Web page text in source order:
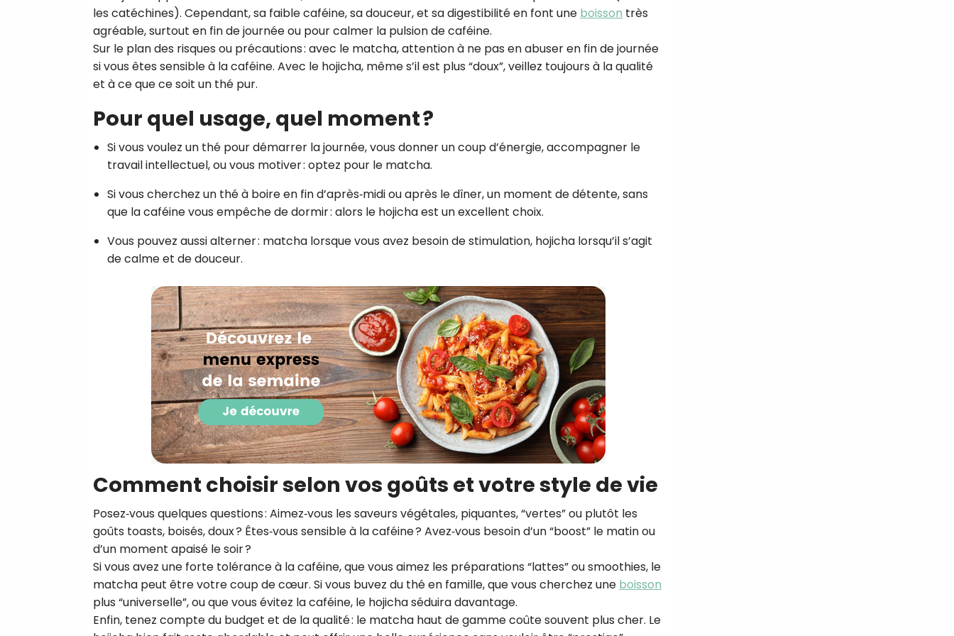
les catéchines). Cependant, sa faible caféine, sa douceur, et sa digestibilité en font une boisson très
agréable, surtout en fin de journée ou pour calmer la pulsion de caféine.
Sur le plan des risques ou précautions : avec le matcha, attention à ne pas en abuser en fin de journée
si vous êtes sensible à la caféine. Avec le hojicha, même s’il est plus “doux”, veillez toujours à la qualité
et à ce que ce soit un thé pur.
Pour quel usage, quel moment ?
Si vous voulez un thé pour démarrer la journée, vous donner un coup d’énergie, accompagner le
travail intellectuel, ou vous motiver : optez pour le matcha.
Si vous cherchez un thé à boire en fin d’après‑midi ou après le dîner, un moment de détente, sans
que la caféine vous empêche de dormir : alors le hojicha est un excellent choix.
Vous pouvez aussi alterner : matcha lorsque vous avez besoin de stimulation, hojicha lorsqu’il s’agit
de calme et de douceur.
Comment choisir selon vos goûts et votre style de vie
Posez‑vous quelques questions : Aimez‑vous les saveurs végétales, piquantes, “vertes” ou plutôt les
goûts toasts, boisés, doux ? Êtes‑vous sensible à la caféine ? Avez‑vous besoin d’un “boost” le matin ou
d’un moment apaisé le soir ?
Si vous avez une forte tolérance à la caféine, que vous aimez les préparations “lattes” ou smoothies, le
matcha peut être votre coup de cœur. Si vous buvez du thé en famille, que vous cherchez une boisson
plus “universelle”, ou que vous évitez la caféine, le hojicha séduira davantage.
Enfin, tenez compte du budget et de la qualité : le matcha haut de gamme coûte souvent plus cher. Le